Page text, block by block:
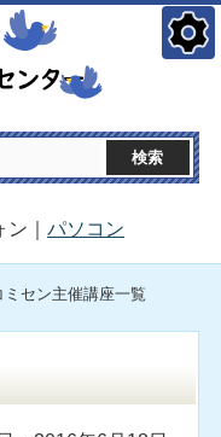
｜ パソコン
セン主催講座一覧